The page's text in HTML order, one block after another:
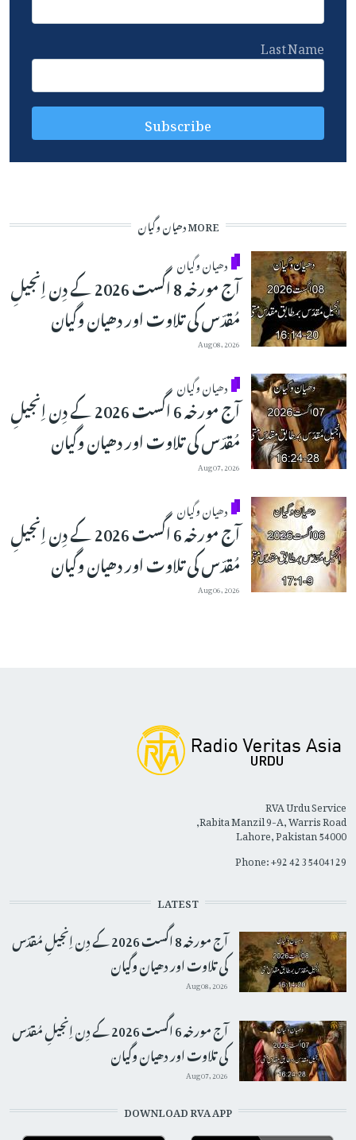
Last Name
MORE دھیان وگیان
دھیان وگیان
آج مورخہ 8 اگست 2026 کے دِن اِنجیلِ
مُقدّس کی تلاوت اور دھیان وگیان
Aug 08, 2026
دھیان وگیان
آج مورخہ 6 اگست 2026 کے دِن اِنجیلِ
مُقدّس کی تلاوت اور دھیان وگیان
Aug 07, 2026
دھیان وگیان
آج مورخہ 6 اگست 2026 کے دِن اِنجیلِ
مُقدّس کی تلاوت اور دھیان وگیان
Aug 06, 2026
RVA Urdu Service
Rabita Manzil 9-A, Warris Road,
Lahore, Pakistan 54000
Phone: +92 42 35404129
LATEST
آج مورخہ 8 اگست 2026 کے دِن اِنجیلِ مُقدّس
کی تلاوت اور دھیان وگیان
Aug 08, 2026
آج مورخہ 6 اگست 2026 کے دِن اِنجیلِ مُقدّس
کی تلاوت اور دھیان وگیان
Aug 07, 2026
DOWNLOAD RVA APP